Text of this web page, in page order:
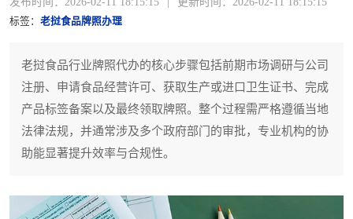
标签： 老挝食品牌照办理
老挝食品行业牌照代办的核心步骤包括前期市场调研与公司
注册、申请食品经营许可、获取生产或进口卫生证书、完成
产品标签备案以及最终领取牌照。整个过程需严格遵循当地
法律法规，并通常涉及多个政府部门的审批，专业机构的协
助能显著提升效率与合规性。